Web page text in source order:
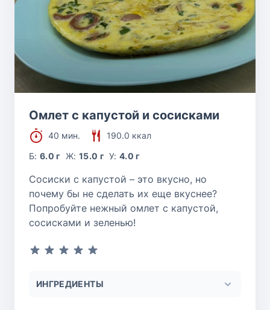
Омлет с капустой и сосисками
40 мин.
190.0 ккал
Б:6.0 г Ж: 15.0 г У:4.0 г
Сосиски с капустой – это вкусно, но
почему бы не сделать их еще вкуснее?
Попробуйте нежный омлет с капустой,
сосисками и зеленью!
ИНГРЕДИЕНТЫ